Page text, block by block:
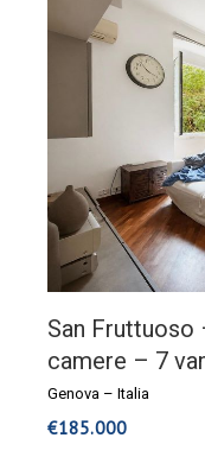
San Fruttuoso
camere – 7
Genova – Italia
€185.000